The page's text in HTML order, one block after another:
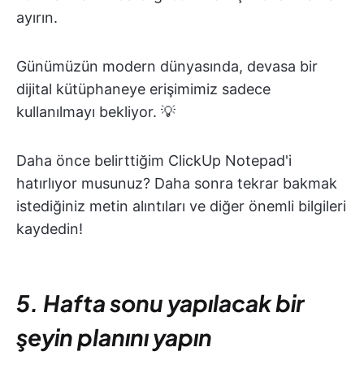
ayırın.
Günümüzün modern dünyasında, devasa bir
dijital kütüphaneye erişimimiz sadece
kullanılmayı bekliyor. 💡
Daha önce belirttiğim ClickUp Notepad'i
hatırlıyor musunuz? Daha sonra tekrar bakmak
istediğiniz metin alıntıları ve diğer önemli bilgileri
kaydedin!
5. Hafta sonu yapılacak bir
şeyin planını yapın